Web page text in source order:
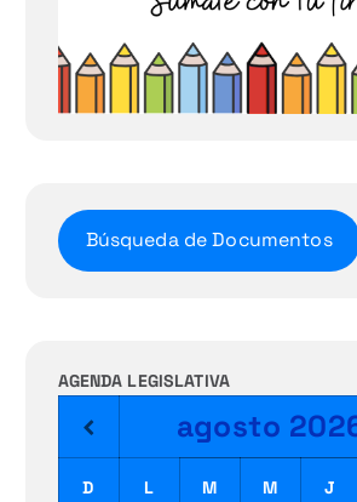
Búsqueda de Documentos
AGENDA LEGISLATIVA
agosto
D L M M J